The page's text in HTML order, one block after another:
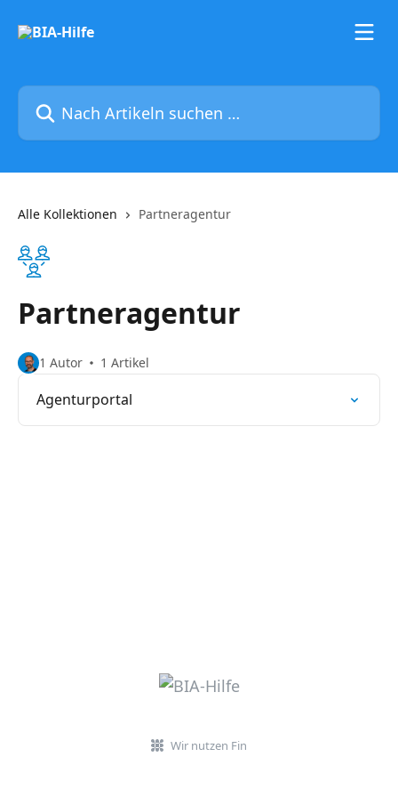
Nach Artikeln suchen …
Alle Kollektionen Partneragentur
Partneragentur
1 Autor 1 Artikel
Agenturportal
Wir nutzen Fin